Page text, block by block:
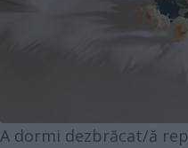
A dormi dezbrăcat/ă